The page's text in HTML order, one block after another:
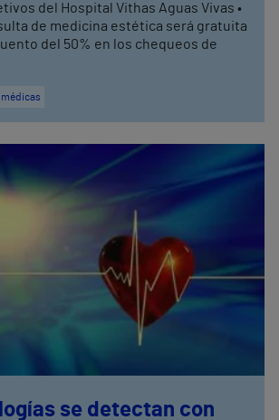
del Hospital Vithas Aguas Vivas •
de medicina estética será gratuita
del 50% en los chequeos de
médicas
se detectan con